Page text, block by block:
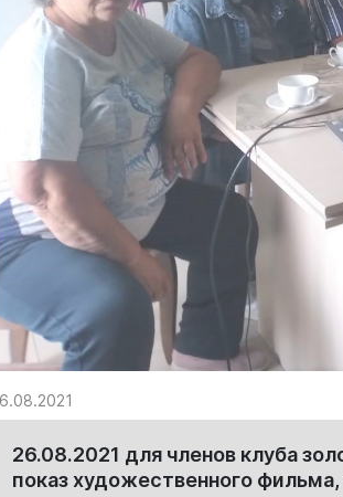
26.08.2021 для членов клуба
показ художественного